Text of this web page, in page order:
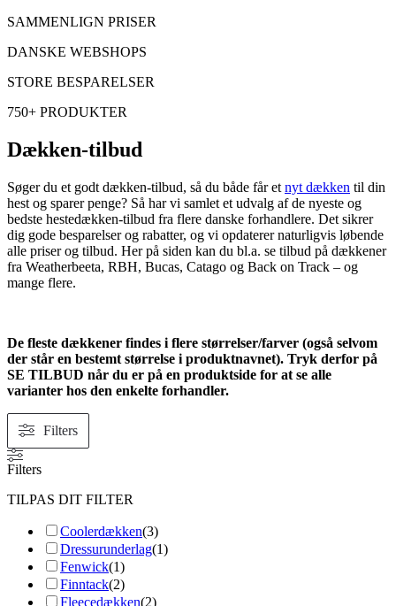
SAMMENLIGN PRISER
DANSKE WEBSHOPS
STORE BESPARELSER
750+ PRODUKTER
Dækken-tilbud
Søger du et godt dækken-tilbud, så du både får et nyt dækken til din
hest og sparer penge? Så har vi samlet et udvalg af de nyeste og
bedste hestedækken-tilbud fra flere danske forhandlere. Det sikrer
dig gode besparelser og rabatter, og vi opdaterer naturligvis løbende
alle priser og tilbud. Her på siden kan du bl.a. se tilbud på dækkener
fra Weatherbeeta, RBH, Bucas, Catago og Back on Track – og
mange flere.
De fleste dækkener findes i flere størrelser/farver (også selvom
der står en bestemt størrelse i produktnavnet). Tryk derfor på
SE TILBUD når du er på en produktside for at se alle
varianter hos den enkelte forhandler.
Filters
Filters
TILPAS DIT FILTER
Coolerdækken(3)
Dressurunderlag(1)
Fenwick(1)
Finntack(2)
Fleecedækken(2)